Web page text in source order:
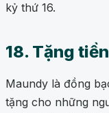
kỷ thứ 16.
18. Tặng
Maundy là đồng
tặng cho những